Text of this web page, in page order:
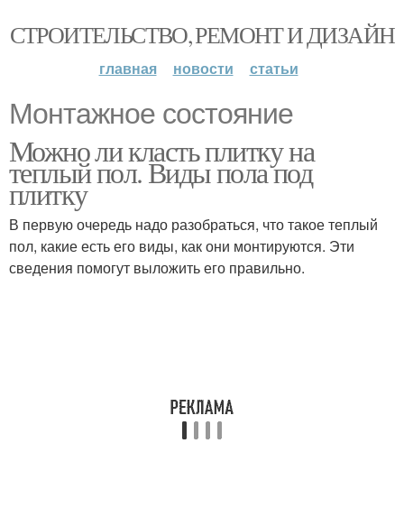
СТРОИТЕЛЬСТВО, РЕМОНТ И ДИЗАЙН
главная новости статьи
Монтажное состояние
Можно ли класть плитку на
теплый пол. Виды пола под
плитку
В первую очередь надо разобраться, что такое теплый
пол, какие есть его виды, как они монтируются. Эти
сведения помогут выложить его правильно.